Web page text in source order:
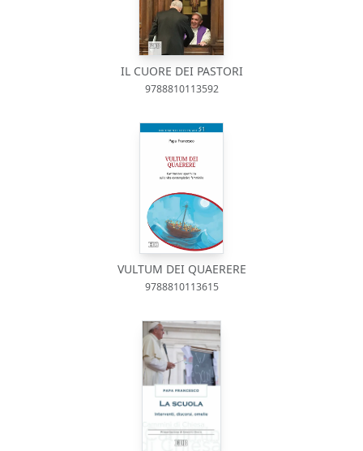
IL CUORE DEI PASTORI
9788810113592
VULTUM DEI QUAERERE
9788810113615